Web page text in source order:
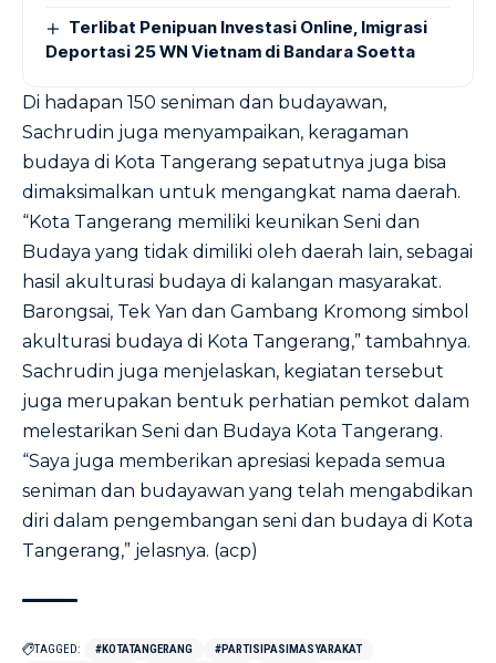
Terlibat Penipuan Investasi Online, Imigrasi
Deportasi 25 WN Vietnam di Bandara Soetta
Di hadapan 150 seniman dan budayawan,
Sachrudin juga menyampaikan, keragaman
budaya di Kota Tangerang sepatutnya juga bisa
dimaksimalkan untuk mengangkat nama daerah.
“Kota Tangerang memiliki keunikan Seni dan
Budaya yang tidak dimiliki oleh daerah lain, sebagai
hasil akulturasi budaya di kalangan masyarakat.
Barongsai, Tek Yan dan Gambang Kromong simbol
akulturasi budaya di Kota Tangerang,” tambahnya.
Sachrudin juga menjelaskan, kegiatan tersebut
juga merupakan bentuk perhatian pemkot dalam
melestarikan Seni dan Budaya Kota Tangerang.
“Saya juga memberikan apresiasi kepada semua
seniman dan budayawan yang telah mengabdikan
diri dalam pengembangan seni dan budaya di Kota
Tangerang,” jelasnya. (acp)
TAGGED: #KOTATANGERANG
#PARTISIPASIMASYARAKAT